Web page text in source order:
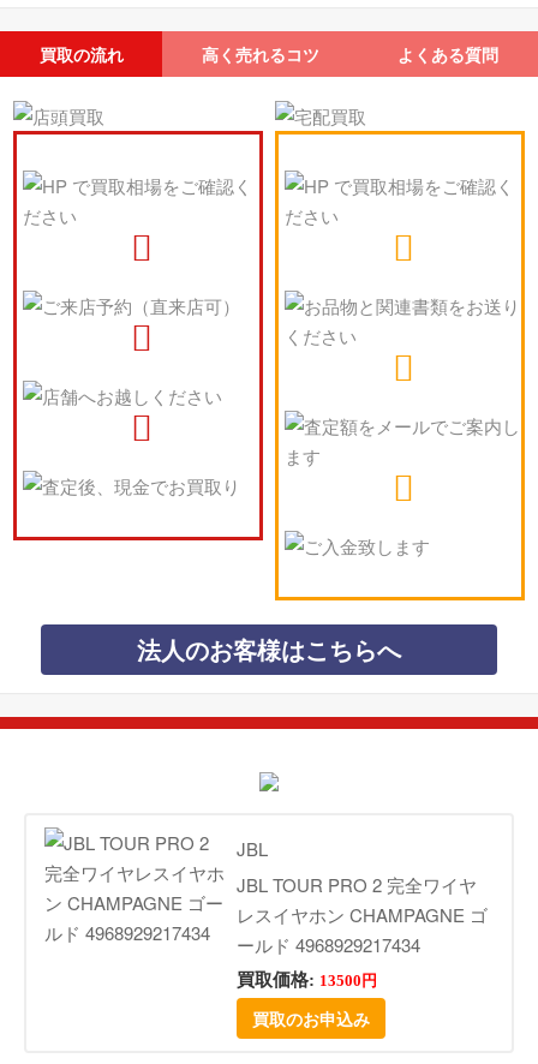
買取の流れ 高く売れるコツ よくある質問
法人のお客様はこちらへ
JBL
JBL TOUR PRO 2 完全ワイヤ
レスイヤホン CHAMPAGNE ゴ
ールド 4968929217434
買取価格: 13500円
買取のお申込み